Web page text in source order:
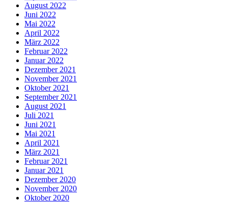
August 2022
Juni 2022
Mai 2022
April 2022
März 2022
Februar 2022
Januar 2022
Dezember 2021
November 2021
Oktober 2021
September 2021
August 2021
Juli 2021
Juni 2021
Mai 2021
April 2021
März 2021
Februar 2021
Januar 2021
Dezember 2020
November 2020
Oktober 2020